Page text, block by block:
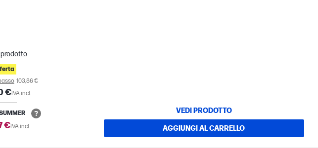
103,86 €
€IVA incl.
€IVA incl.
VEDI PRODOTTO
AGGIUNGI AL CARRELLO